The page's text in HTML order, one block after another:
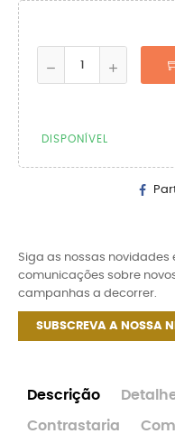
DISPONÍVEL
Siga as nossas
comunicações sobre
campanhas a decorrer.
SUBSCREVA A NOSSA
Descrição
Contrastaria